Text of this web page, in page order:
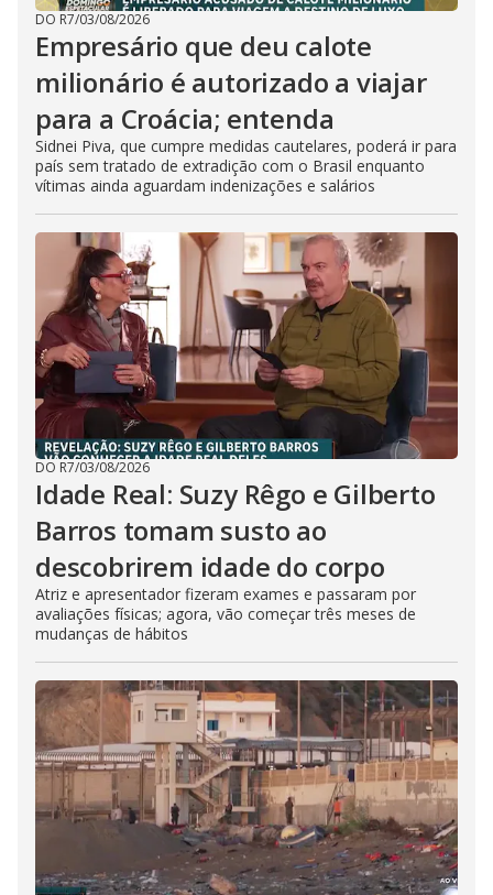
DO R7/03/08/2026
Empresário que deu calote
milionário é autorizado a viajar
para a Croácia; entenda
Sidnei Piva, que cumpre medidas cautelares, poderá ir para
país sem tratado de extradição com o Brasil enquanto
vítimas ainda aguardam indenizações e salários
DO R7/03/08/2026
Idade Real: Suzy Rêgo e Gilberto
Barros tomam susto ao
descobrirem idade do corpo
Atriz e apresentador fizeram exames e passaram por
avaliações físicas; agora, vão começar três meses de
mudanças de hábitos